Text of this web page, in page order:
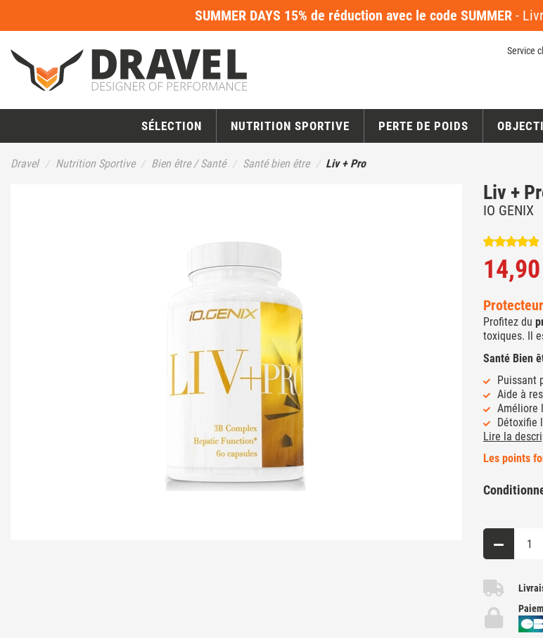
SUMMER DAYS 15% de réduction avec le code SUMMER -
Service
SÉLECTION NUTRITION SPORTIVE PERTE DE POIDS
Dravel Nutrition Sportive Bien être / Santé Santé bien être Liv + Pro
Liv +
IO GENIX
Profitez du
toxiques. Il
Santé Bien
Puissant
Aide à
Améliore
Détoxifie
Lire la
Les points